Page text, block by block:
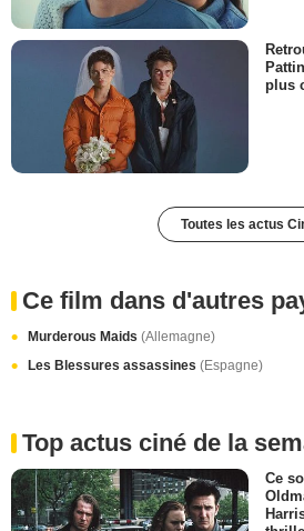
plus
Toutes les actus
Ce film dans d'autres
Murderous Maids (Allemagne)
Les Blessures assassines (Espagne)
Top actus ciné de la
Ce